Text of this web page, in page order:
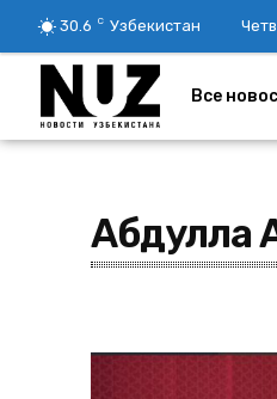
30.6 C Узбекистан
Все
Абдулла